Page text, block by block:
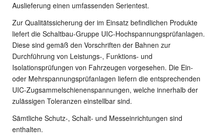
Auslieferung einen umfassenden Serientest.
Zur Qualitätssicherung der im Einsatz befindlichen Produkte
liefert die Schaltbau-Gruppe UIC-Hochspannungsprüfanlagen.
Diese sind gemäß den Vorschriften der Bahnen zur
Durchführung von Leistungs-, Funktions- und
Isolationsprüfungen von Fahrzeugen vorgesehen. Die Ein-
oder Mehrspannungsprüfanlagen liefern die entsprechenden
UIC-Zugsammelschienenspannungen, welche innerhalb der
zulässigen Toleranzen einstellbar sind.
Sämtliche Schutz-, Schalt- und Messeinrichtungen sind
enthalten.